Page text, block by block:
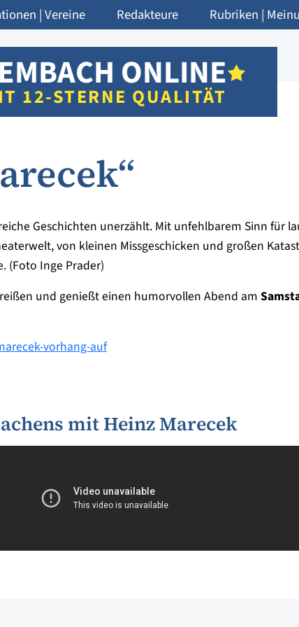
| Vereine Redakteure Rubriken |
ONLINE
12-STERNE QUALITÄT
Geschichten unerzählt. Mit unfehlbarem Sinn für
von kleinen Missgeschicken und großen
(Foto Inge Prader)
und genießt einen humorvollen Abend am
vorhang-auf
mit Heinz Marecek